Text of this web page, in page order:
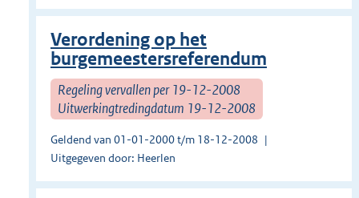
Verordening op het
burgemeestersreferendum
Regeling vervallen per 19-12-2008
Uitwerkingtredingdatum 19-12-2008
Geldend van 01-01-2000 t/m 18-12-2008
Uitgegeven door: Heerlen